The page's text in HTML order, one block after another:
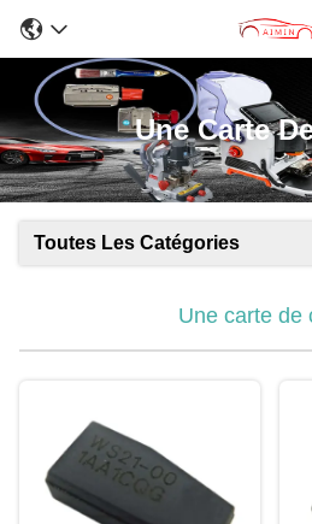
Une Carte
Toutes Les Catégories
Une carte de